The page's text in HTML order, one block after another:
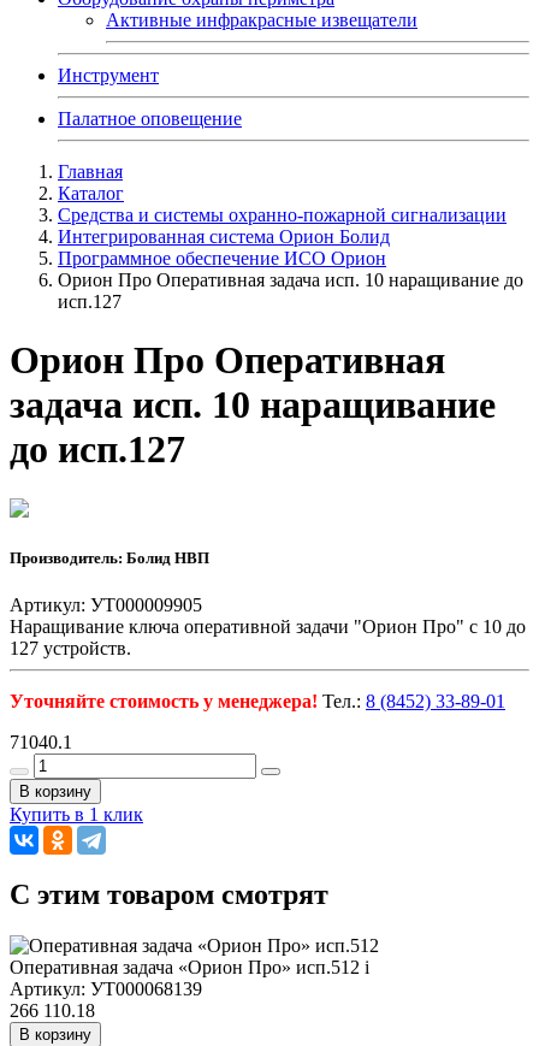
Активные инфракрасные извещатели
Инструмент
Палатное оповещение
Главная
Каталог
Средства и системы охранно-пожарной сигнализации
Интегрированная система Орион Болид
Программное обеспечение ИСО Орион
Орион Про Оперативная задача исп. 10 наращивание до
исп.127
Орион Про Оперативная
задача исп. 10 наращивание
до исп.127
Производитель: Болид НВП
Артикул: УТ000009905
Наращивание ключа оперативной задачи "Орион Про" с 10 до
127 устройств.
Уточняйте стоимость у менеджера! Тел.: 8 (8452) 33-89-01
71040.1
В корзину
Купить в 1 клик
C этим товаром смотрят
Оперативная задача «Орион Про» исп.512 i
Артикул: УТ000068139
266 110.18
В корзину